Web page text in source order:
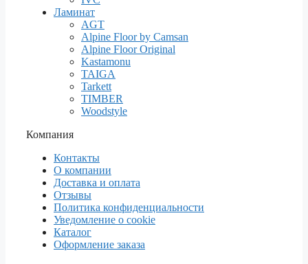
Ламинат
AGT
Alpine Floor by Camsan
Alpine Floor Original
Kastamonu
TAIGA
Tarkett
TIMBER
Woodstyle
Компания
Контакты
О компании
Доставка и оплата
Отзывы
Политика конфиденциальности
Уведомление о cookie
Каталог
Оформление заказа